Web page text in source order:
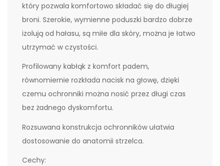
który pozwala komfortowo składać się do długiej
broni. Szerokie, wymienne poduszki bardzo dobrze
izolują od hałasu, są miłe dla skóry, można je łatwo
utrzymać w czystości.
Profilowany kabłąk z komfort padem,
równomiernie rozkłada nacisk na głowę, dzięki
czemu ochronniki można nosić przez długi czas
bez żadnego dyskomfortu.
Rozsuwana konstrukcja ochronników ułatwia
dostosowanie do anatomii strzelca.
Cechy: